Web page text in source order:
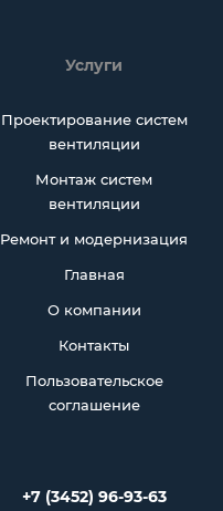
Услуги
Проектирование систем
вентиляции
Монтаж систем
вентиляции
Ремонт и модернизация
Главная
О компании
Контакты
Пользовательское
соглашение
+7 (3452) 96-93-63